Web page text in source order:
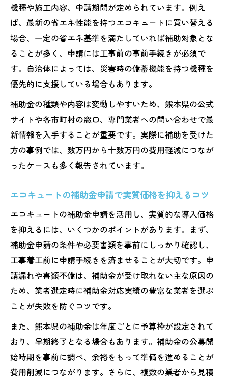
機種や施工内容、申請期間が定められています。例え
ば、最新の省エネ性能を持つエコキュートに買い替える
場合、一定の省エネ基準を満たしていれば補助対象とな
ることが多く、申請には工事前の事前手続きが必須で
す。自治体によっては、災害時の備蓄機能を持つ機種を
優先的に支援している場合もあります。
補助金の種類や内容は変動しやすいため、熊本県の公式
サイトや各市町村の窓口、専門業者への問い合わせで最
新情報を入手することが重要です。実際に補助を受けた
方の事例では、数万円から十数万円の費用軽減につなが
ったケースも多く報告されています。
エコキュートの補助金申請で実質価格を抑えるコツ
エコキュートの補助金申請を活用し、実質的な導入価格
を抑えるには、いくつかのポイントがあります。まず、
補助金申請の条件や必要書類を事前にしっかり確認し、
工事着工前に申請手続きを済ませることが大切です。申
請漏れや書類不備は、補助金が受け取れない主な原因の
ため、業者選定時に補助金対応実績の豊富な業者を選ぶ
ことが失敗を防ぐコツです。
また、熊本県の補助金は年度ごとに予算枠が設定されて
おり、早期終了となる場合もあります。補助金の公募開
始時期を事前に調べ、余裕をもって準備を進めることが
費用削減につながります。さらに、複数の業者から見積